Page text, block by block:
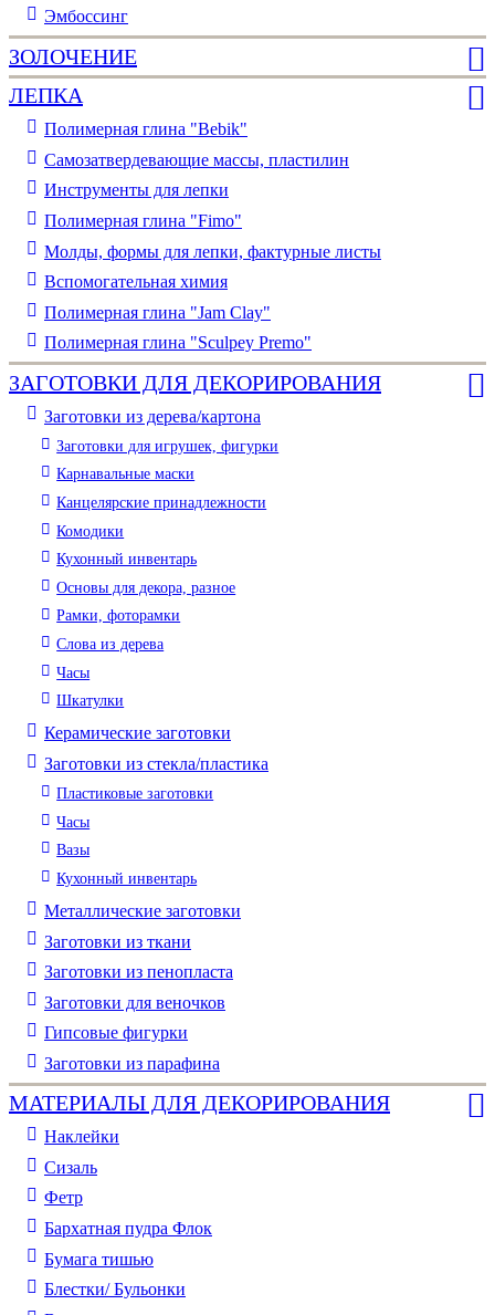
Эмбоссинг
ЗОЛОЧЕНИЕ
ЛЕПКА
Полимерная глина "Bebik"
Самозатвердевающие массы, пластилин
Инструменты для лепки
Полимерная глина "Fimo"
Молды, формы для лепки, фактурные листы
Вспомогательная химия
Полимерная глина "Jam Clay"
Полимерная глина "Sculpey Premo"
ЗАГОТОВКИ ДЛЯ ДЕКОРИРОВАНИЯ
Заготовки из дерева/картона
Заготовки для игрушек, фигурки
Карнавальные маски
Канцелярские принадлежности
Комодики
Кухонный инвентарь
Основы для декора, разное
Рамки, фоторамки
Слова из дерева
Часы
Шкатулки
Керамические заготовки
Заготовки из стекла/пластика
Пластиковые заготовки
Часы
Вазы
Кухонный инвентарь
Металлические заготовки
Заготовки из ткани
Заготовки из пенопласта
Заготовки для веночков
Гипсовые фигурки
Заготовки из парафина
МАТЕРИАЛЫ ДЛЯ ДЕКОРИРОВАНИЯ
Наклейки
Сизаль
Фетр
Бархатная пудра Флок
Бумага тишью
Блестки/ Бульонки